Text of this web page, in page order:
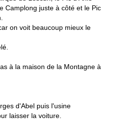
Camplong juste à côté et le Pic
on voit beaucoup mieux le
à la maison de la Montagne à
d'Abel puis l'usine
laisser la voiture.